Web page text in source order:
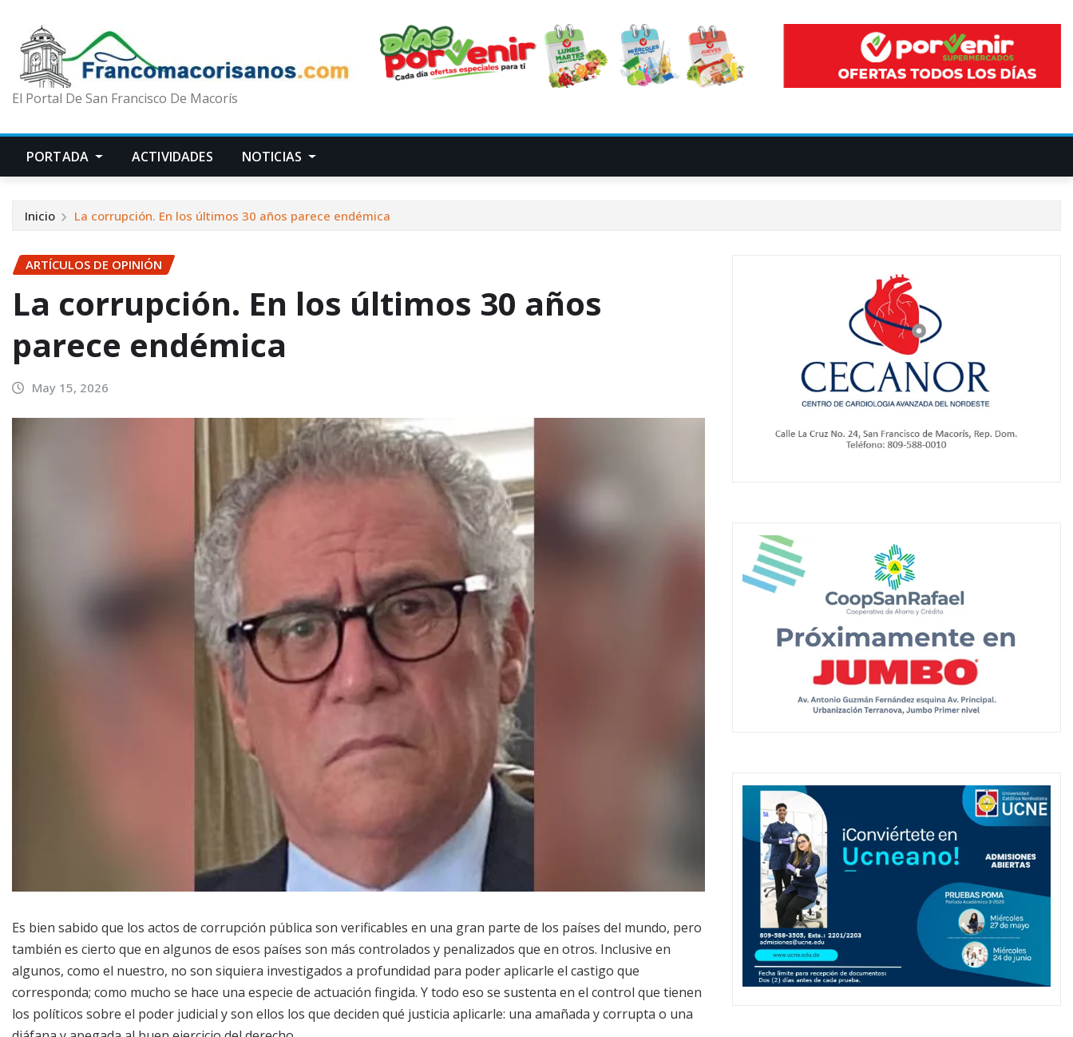
El Portal De San Francisco De Macorís
PORTADA ACTIVIDADES NOTICIAS
Inicio La corrupción. En los últimos 30 años parece endémica
ARTÍCULOS DE OPINIÓN
La corrupción. En los últimos 30 años
parece endémica
May 15, 2026
Es bien sabido que los actos de corrupción pública son verificables en una gran parte de los países del mundo, pero
también es cierto que en algunos de esos países son más controlados y penalizados que en otros. Inclusive en
algunos, como el nuestro, no son siquiera investigados a profundidad para poder aplicarle el castigo que
corresponda; como mucho se hace una especie de actuación fingida. Y todo eso se sustenta en el control que tienen
los políticos sobre el poder judicial y son ellos los que deciden qué justicia aplicarle: una amañada y corrupta o una